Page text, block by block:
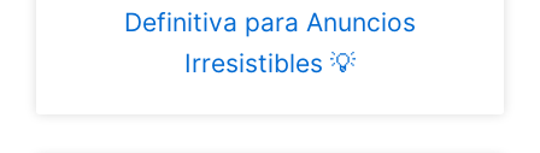
Definitiva para Anuncios
Irresistibles 💡